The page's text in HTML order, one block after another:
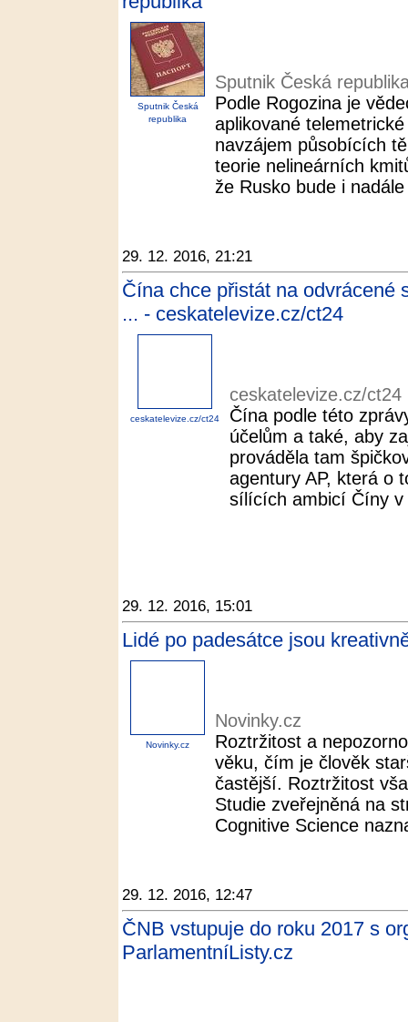
Sputnik Česká
republika
Sputnik Česká
Podle Rogozina je
aplikované
navzájem působících
teorie nelineárních
že Rusko bude i
29. 12. 2016, 21:21
Čína chce přistát na odvrácené
... - ceskatelevize.cz/ct24
ceskatelevize.cz/ct24
ceskatelevize.cz/ct24
Čína podle této
účelům a také, aby
prováděla tam
agentury AP, která o
sílících ambicí Číny v
29. 12. 2016, 15:01
Lidé po padesátce jsou
Novinky.cz
Novinky.cz
Roztržitost a
věku, čím je člověk
častější. Roztržitost
Studie zveřejněná na
Cognitive Science
29. 12. 2016, 12:47
ČNB vstupuje do roku 2017 s
ParlamentníListy.cz